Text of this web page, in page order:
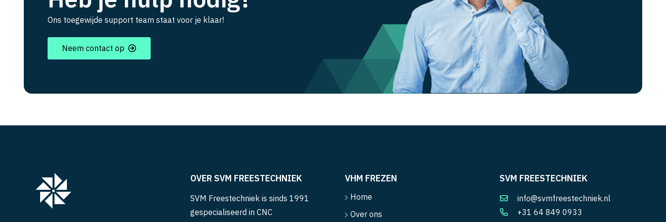
Ons toegewijde support team staat voor je klaar!
Neem contact op
OVER SVM FREESTECHNIEK
SVM Freestechniek is sinds 1991
gespecialiseerd in CNC
VHM FREZEN
Home
Over ons
SVM FREESTECHNIEK
info@svmfreestechniek.nl
+31 64 849 0933